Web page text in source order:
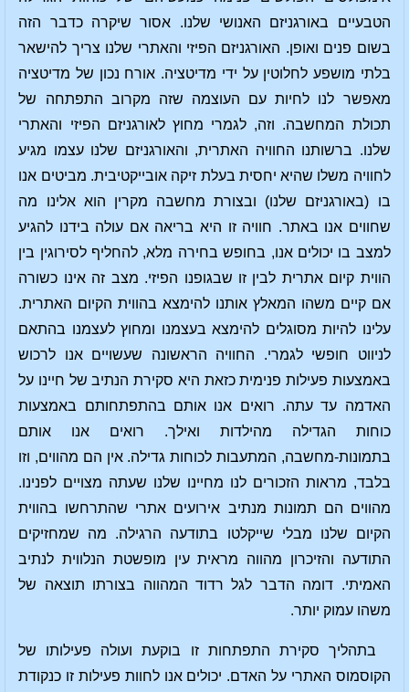
הטבעיים באורגניזם האנושי שלנו. אסור שיקרה כדבר הזה
בשום פנים ואופן. האורגניזם הפיזי והאתרי שלנו צריך להישאר
בלתי מושפע לחלוטין על ידי מדיטציה. אורח נכון של מדיטציה
מאפשר לנו לחיות עם העוצמה שזה מקרוב התפתחה של
תכולת המחשבה. וזה, לגמרי מחוץ לאורגניזם הפיזי והאתרי
שלנו. ברשותנו החוויה האתרית, והאורגניזם שלנו עצמו מגיע
לחוויה משלו שהיא יחסית בעלת זיקה אובייקטיבית. מביטים אנו
בו (באורגניזם שלנו) ובצורת מחשבה מקרין הוא אלינו מה
שחווים אנו באתר. חוויה זו היא בריאה אם עולה בידנו להגיע
למצב בו יכולים אנו, בחופש בחירה מלא, להחליף לסירוגין בין
הווית קיום אתרית לבין זו שבגופנו הפיזי. מצב זה אינו כשורה
אם קיים משהו המאלץ אותנו להימצא בהווית הקיום האתרית.
עלינו להיות מסוגלים להימצא בעצמנו ומחוץ לעצמנו בהתאם
לניווט חופשי לגמרי. החוויה הראשונה שעשויים אנו לרכוש
באמצעות פעילות פנימית כזאת היא סקירת הנתיב של חיינו על
האדמה עד עתה. רואים אנו אותם בהתפתחותם באמצעות
כוחות הגדילה מהילדות ואילך. רואים אנו אותם
בתמונות-מחשבה, המתעבות לכוחות גדילה. אין הם מהווים, וזו
בלבד, מראות הזכורים לנו מחיינו שלנו שעתה מצויים לפנינו.
מהווים הם תמונות מנתיב אירועים אתרי שהתרחשו בהווית
הקיום שלנו מבלי שייקלטו בתודעה הרגילה. מה שמחזיקים
התודעה והזיכרון מהווה מראית עין מופשטת הנלווית לנתיב
האמיתי. דומה הדבר לגל רדוד המהווה בצורתו תוצאה של
משהו עמוק יותר.
בתהליך סקירת התפתחות זו בוקעת ועולה פעילותו של
הקוסמוס האתרי על האדם. יכולים אנו לחוות פעילות זו כנקודת